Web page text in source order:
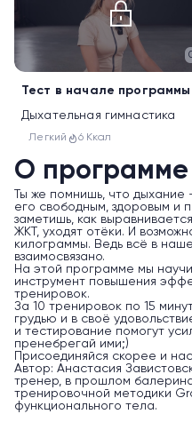
Тест в начале программы
Дыхательная гимнастика
Легкий 6 Ккал
О программе
Ты же помнишь, что
его свободным, здоровым и
заметишь, как
ЖКТ, уходят отёки. И
килограммы. Ведь всё в
взаимосвязано.
На этой программе мы
инструмент повышения
тренировок.
За 10 тренировок по 15
грудью и в своё
и тестирование помогут
пренебрегай ими;)
Присоединяйся скорее и
Автор: Анастасия
тренер, в прошлом
тренировочной методики
функционального тела.